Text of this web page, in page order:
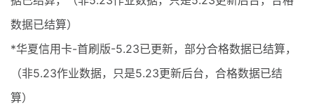
数据已结算）
*华夏信用卡-首刷版-5.23已更新，部分合格数据已结算，
（非5.23作业数据，只是5.23更新后台，合格数据已结
算）